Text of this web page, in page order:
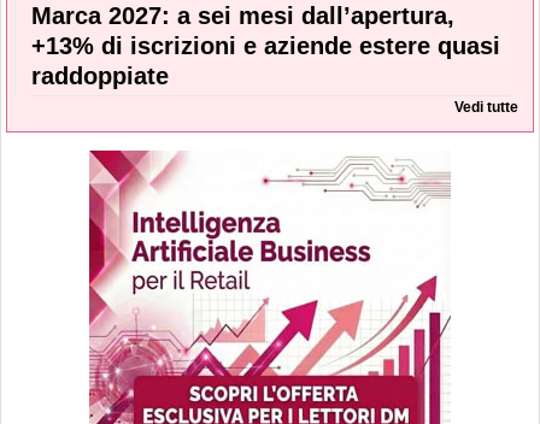
Marca 2027: a sei mesi dall’apertura,
+13% di iscrizioni e aziende estere quasi
raddoppiate
Vedi tutte